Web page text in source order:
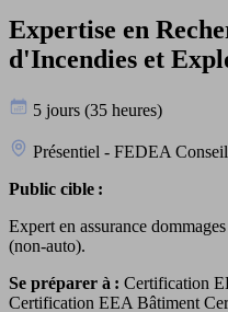
Expertise en
d'Incendies et
5 jours (35 heures)
Présentiel - FEDEA
Public cible :
Expert en assurance
(non-auto).
Se préparer à : Certification
Certification EEA Bâtiment